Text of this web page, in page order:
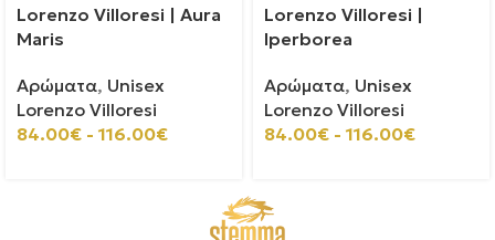
Lorenzo Villoresi | Aura
Maris
Αρώματα, Unisex
Lorenzo Villoresi
84.00€ - 116.00€
Lorenzo Villoresi |
Iperborea
Αρώματα, Unisex
Lorenzo Villoresi
84.00€ - 116.00€